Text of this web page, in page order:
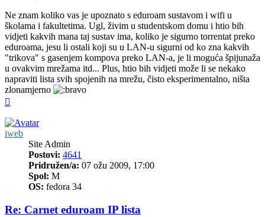
Ne znam koliko vas je upoznato s eduroam sustavom i wifi u
školama i fakultetima. Ugl, živim u studentskom domu i htio bih
vidjeti kakvih mana taj sustav ima, koliko je sigurno torrentat preko
eduroama, jesu li ostali koji su u LAN-u sigurni od ko zna kakvih
"trikova" s gasenjem kompova preko LAN-a, je li moguća špijunaža
u ovakvim mrežama itd... Plus, htio bih vidjeti može li se nekako
napraviti lista svih spojenih na mrežu, čisto eksperimentalno, ništa
zlonamjerno
iweb
Site Admin
Postovi: 4641
Pridružen/a: 07 ožu 2009, 17:00
Spol: M
OS: fedora 34
Re: Carnet eduroam IP lista